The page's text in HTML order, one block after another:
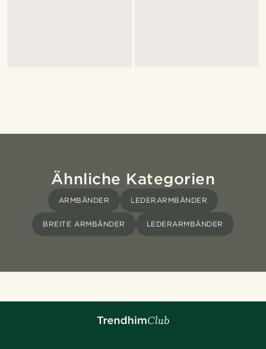
Ähnliche Kategorien
ARMBÄNDER LEDERARMBÄNDER
BREITE ARMBÄNDER LEDERARMBÄNDER